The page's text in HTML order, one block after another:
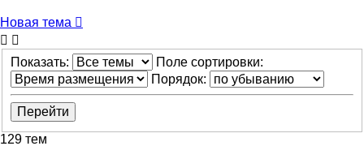
Новая тема
Показать:
Поле сортировки:
Порядок:
129 тем